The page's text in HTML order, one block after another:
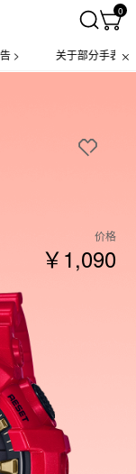
0
关于部分手表产品
价格
￥1,090